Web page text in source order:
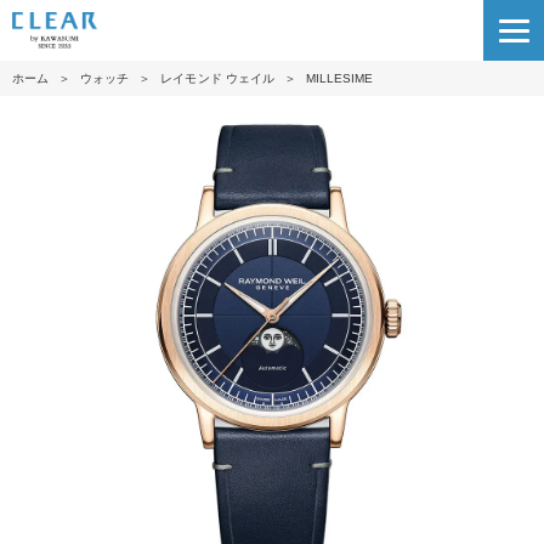
ホーム ＞ ウォッチ ＞ レイモンド ウェイル ＞ MILLESIME